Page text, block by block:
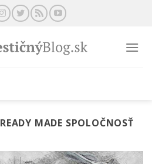
READY MADE SPOLOČNOSŤ